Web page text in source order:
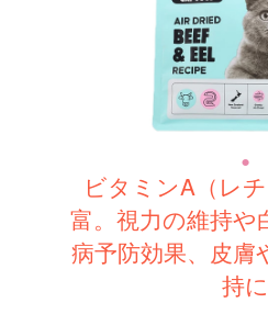
ビタミンA（レ
富。視力の維持や
病予防効果、皮膚
持に